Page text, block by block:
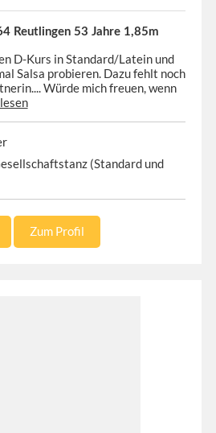
Reutlingen 53 Jahre 1,85m
D-Kurs in Standard/Latein und
Salsa probieren. Dazu fehlt noch
Würde mich freuen, wenn
(Standard und
Zum Profil